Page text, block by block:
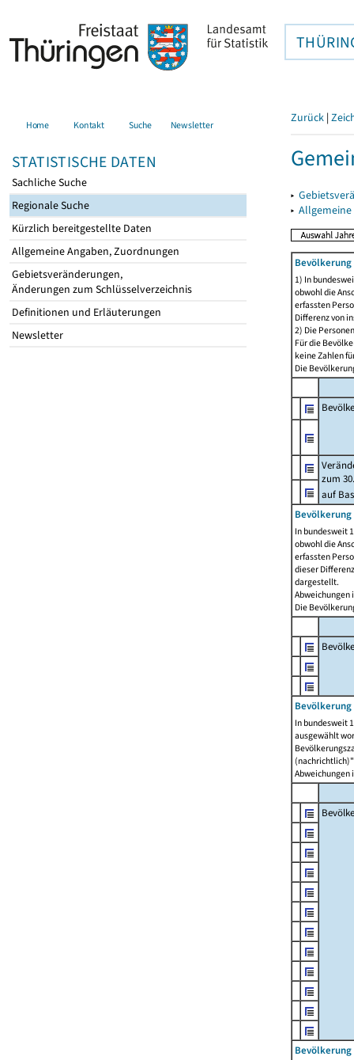
Home Kontakt Suche Newsletter
STATISTISCHE DATEN
Sachliche Suche
Regionale Suche
Kürzlich bereitgestellte Daten
Allgemeine Angaben, Zuordnungen
Gebietsveränderungen,
Änderungen zum Schlüsselverzeichnis
Definitionen und Erläuterungen
Newsletter
Zurück |
▸
▸
1) In
obwohl die
erfassten
Differenz von
2) Die
Für die
keine Zahlen
Die
zum
auf
Bevölkerung
In bundesweit
obwohl die
erfassten
dieser
dargestellt.
Abweichungen
Die
In bundesweit
ausgewählt
Abweichungen